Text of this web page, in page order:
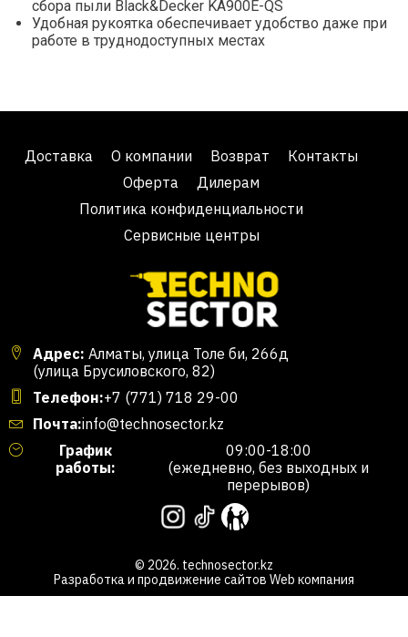
сбора пыли Black&Decker KA900E-QS
Удобная рукоятка обеспечивает удобство даже при
работе в труднодоступных местах
Доставка О компании Возврат
Контакты
Оферта
Дилерам
Политика конфиденциальности
Сервисные центры
Адрес: Алматы, улица Толе би, 266д
(улица Брусиловского, 82)
Телефон:+7 (771) 718 29-00
Почта:info@technosector.kz
График
работы:
09:00-18:00
(ежедневно, без выходных и
перерывов)
© 2026. technosector.kz
Разработка и продвижение сайтов Web компания